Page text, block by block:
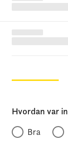
Hvordan var
Bra